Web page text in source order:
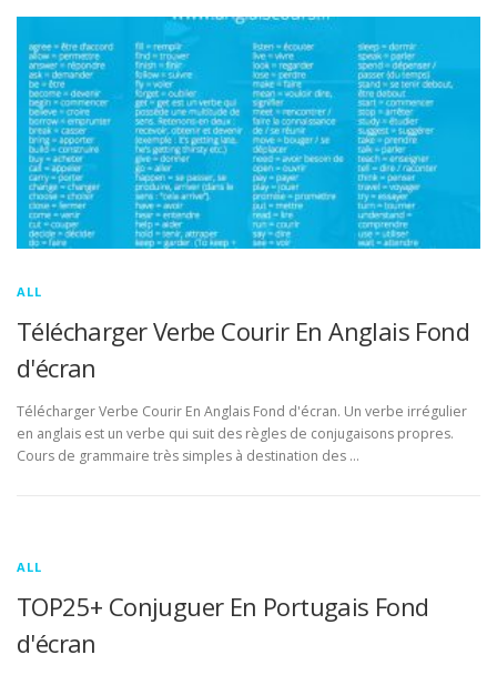
ALL
Télécharger Verbe Courir En Anglais Fond
d'écran
Télécharger Verbe Courir En Anglais Fond d'écran. Un verbe irrégulier
en anglais est un verbe qui suit des règles de conjugaisons propres.
Cours de grammaire très simples à destination des …
ALL
TOP25+ Conjuguer En Portugais Fond
d'écran